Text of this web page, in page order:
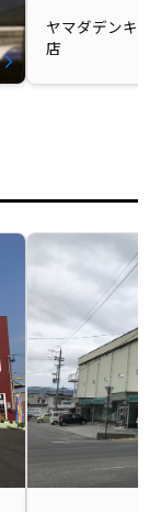
ヤマダデンキ
店